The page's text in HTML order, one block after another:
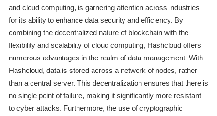
and cloud computing, is garnering attention across industries
for its ability to enhance data security and efficiency. By
combining the decentralized nature of blockchain with the
flexibility and scalability of cloud computing, Hashcloud offers
numerous advantages in the realm of data management. With
Hashcloud, data is stored across a network of nodes, rather
than a central server. This decentralization ensures that there is
no single point of failure, making it significantly more resistant
to cyber attacks. Furthermore, the use of cryptographic